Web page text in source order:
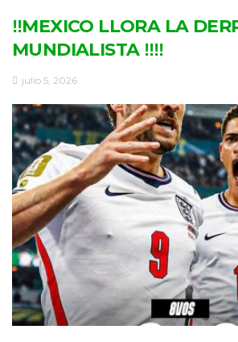
‼MEXICO LLORA LA
MUNDIALISTA ‼‼
julio 5, 2026